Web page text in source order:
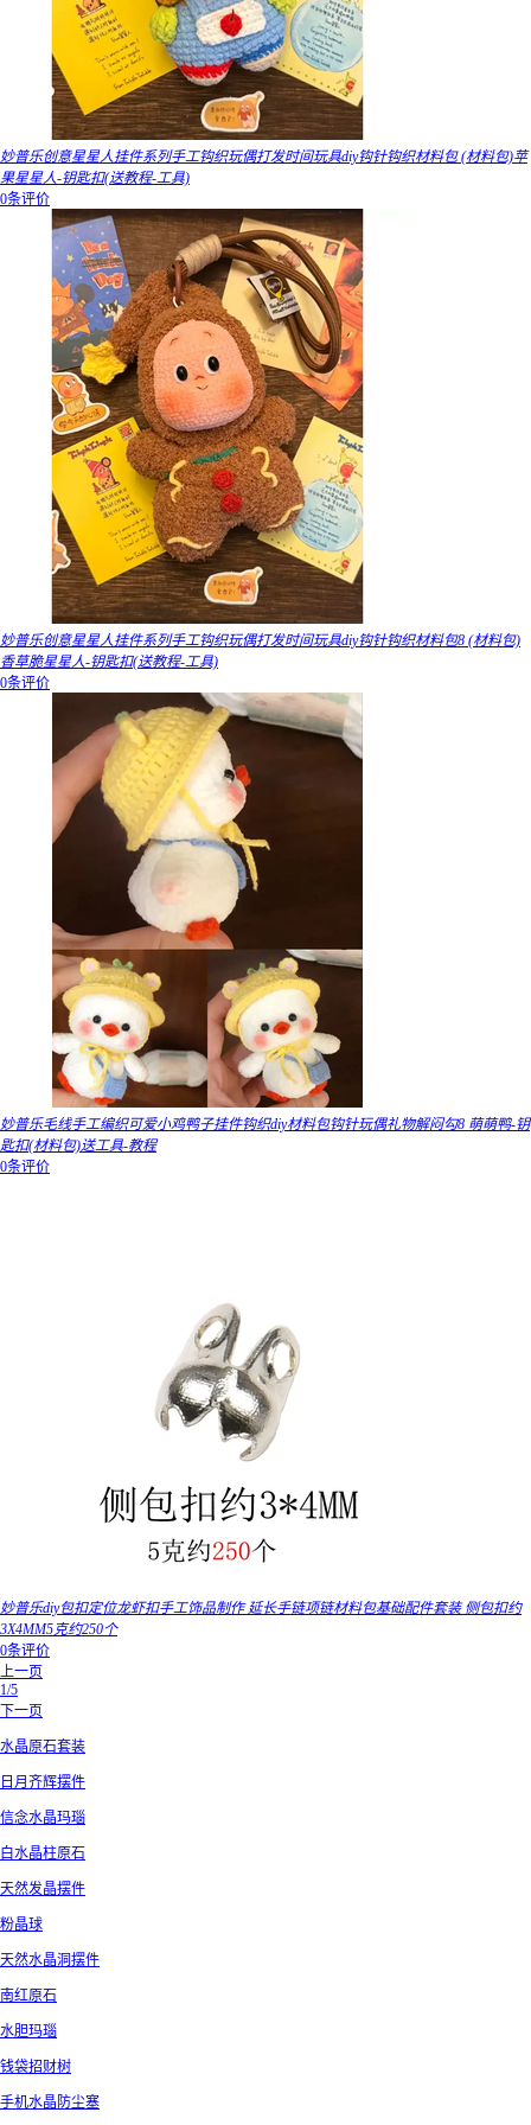
妙普乐创意星星人挂件系列手工钩织玩偶打发时间玩具diy钩针钩织材料包 (材料包)苹
果星星人-钥匙扣(送教程-工具)
0条评价
妙普乐创意星星人挂件系列手工钩织玩偶打发时间玩具diy钩针钩织材料包8 (材料包)
香草脆星星人-钥匙扣(送教程-工具)
0条评价
妙普乐毛线手工编织可爱小鸡鸭子挂件钩织diy材料包钩针玩偶礼物解闷勾8 萌萌鸭-钥
匙扣(材料包)送工具-教程
0条评价
妙普乐diy包扣定位龙虾扣手工饰品制作 延长手链项链材料包基础配件套装 侧包扣约
3X4MM5克约250个
0条评价
上一页
1/5
下一页
水晶原石套装
日月齐辉摆件
信念水晶玛瑙
白水晶柱原石
天然发晶摆件
粉晶球
天然水晶洞摆件
南红原石
水胆玛瑙
钱袋招财树
手机水晶防尘塞